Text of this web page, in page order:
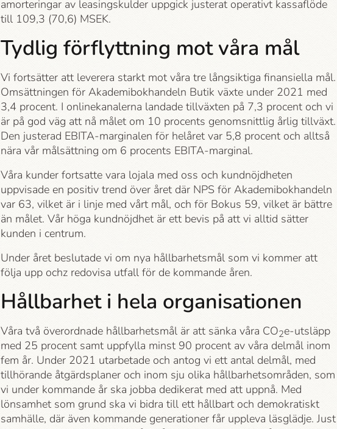
amorteringar av leasingskulder uppgick justerat operativt kassaflöde
till 109,3 (70,6) MSEK.
Tydlig förflyttning mot våra mål
Vi fortsätter att leverera starkt mot våra tre långsiktiga finansiella mål.
Omsättningen för Akademi­bokhandeln Butik växte under 2021 med
3,4 procent. I onlinekanalerna landade tillväxten på 7,3 procent och vi
är på god väg att nå målet om 10 procents genomsnittlig årlig tillväxt.
Den justerad EBITA-marginalen för helåret var 5,8 procent och alltså
nära vår målsättning om 6 procents EBITA-marginal.
Våra kunder fortsatte vara lojala med oss och kundnöjdheten
uppvisade en positiv trend över året där NPS för Akademi­bokhandeln
var 63, vilket är i linje med vårt mål, och för Bokus 59, vilket är bättre
än målet. Vår höga kundnöjdhet är ett bevis på att vi alltid sätter
kunden i centrum.
Under året beslutade vi om nya hållbarhets­mål som vi kommer att
följa upp ochz redovisa utfall för de kommande åren.
Hållbarhet i hela organisationen
Våra två överordnade hållbarhets­mål är att sänka våra CO2e-utsläpp
med 25 procent samt uppfylla minst 90 procent av våra delmål inom
fem år. Under 2021 utarbetade och antog vi ett antal delmål, med
tillhörande åtgärdsplaner och inom sju olika hållbarhets­områden, som
vi under kommande år ska jobba dedikerat med att uppnå. Med
lönsamhet som grund ska vi bidra till ett hållbart och demokratiskt
samhälle, där även kommande generationer får uppleva läsglädje. Just